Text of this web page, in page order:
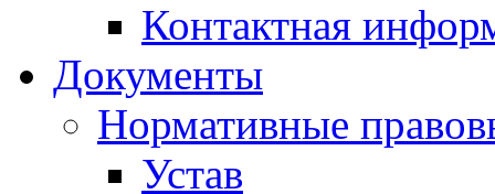
Контактная
Документы
Нормативные
Устав